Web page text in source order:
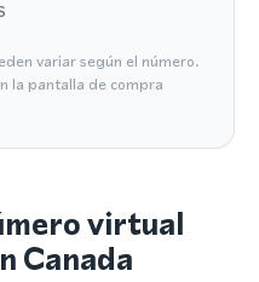
variar según el número.
la pantalla de compra
virtual
Canada